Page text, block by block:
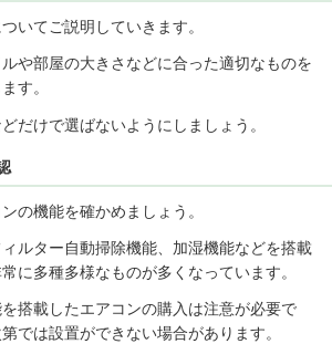
いてご説明していきます。
や部屋の大きさなどに合った適切なものを
す。
だけで選ばないようにしましょう。
の機能を確かめましょう。
ルター自動掃除機能、加湿機能などを搭載
に多種多様なものが多くなっています。
搭載したエアコンの購入は注意が必要で
では設置ができない場合があります。